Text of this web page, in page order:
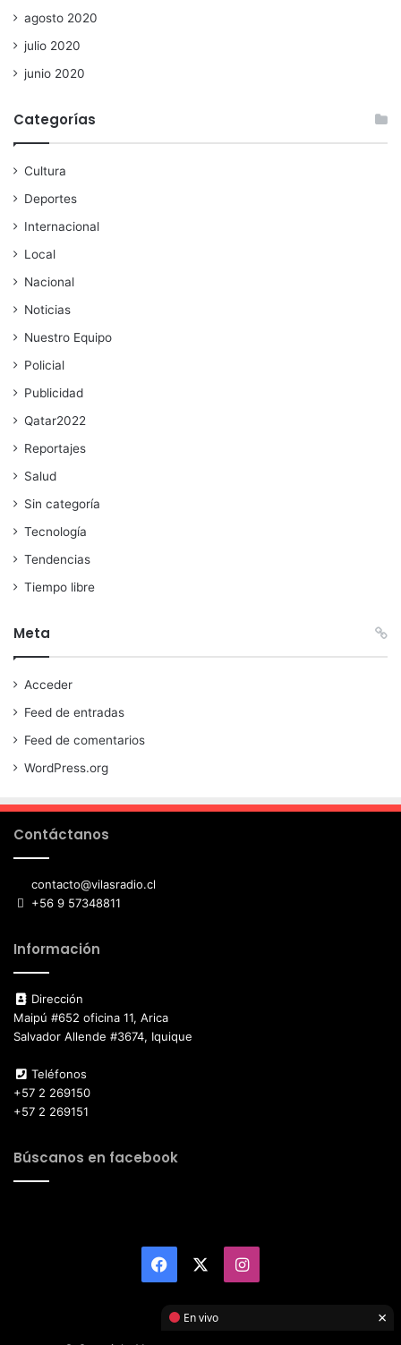
agosto 2020
julio 2020
junio 2020
Categorías
Cultura
Deportes
Internacional
Local
Nacional
Noticias
Nuestro Equipo
Policial
Publicidad
Qatar2022
Reportajes
Salud
Sin categoría
Tecnología
Tendencias
Tiempo libre
Meta
Acceder
Feed de entradas
Feed de comentarios
WordPress.org
Contáctanos
contacto@vilasradio.cl
+56 9 57348811
Información
Dirección
Maipú #652 oficina 11, Arica
Salvador Allende #3674, Iquique
Teléfonos
+57 2 269150
+57 2 269151
Búscanos en facebook
Facebook Instagram
En vivo ×